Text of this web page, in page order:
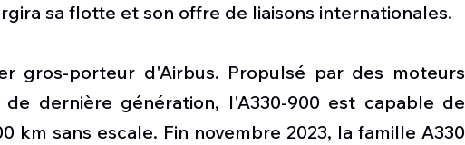
sa flotte et son offre de liaisons internationales.
gros-porteur d'Airbus. Propulsé par des moteurs
de dernière génération, l'A330-900 est capable de
km sans escale. Fin novembre 2023, la famille A330